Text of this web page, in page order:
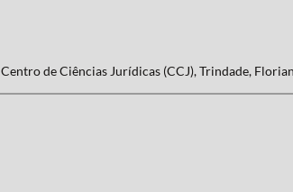
de Ciências Jurídicas (CCJ), Trindade,